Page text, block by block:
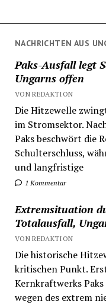
NACHRICHTEN AUS
Paks-Ausfall legt
Ungarns offen
VON REDAKTION
Die Hitzewelle
im Stromsektor.
Paks beschwört die
Schulterschluss,
und langfristige
1 Kommentar
Extremsituation
Totalausfall,
VON REDAKTION
Die historische
kritischen Punkt.
Kernkraftwerks
wegen des extrem